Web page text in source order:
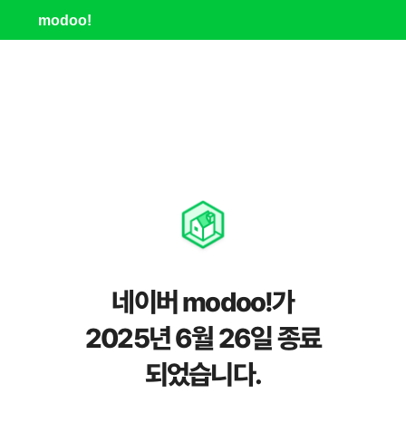
modoo!
네이버 modoo!가
2025년 6월 26일 종료
되었습니다.